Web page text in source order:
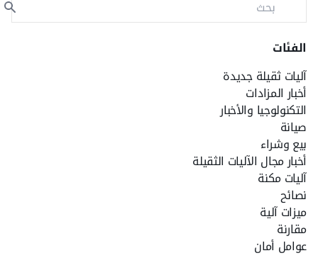
الفئات
آليات ثقيلة جديدة
أخبار المزادات
التكنولوجيا والأخبار
صيانة
بيع وشراء
أخبار مجال الآليات الثقيلة
آليات مكنة
نصائح
ميزات آلية
مقارنة
عوامل أمان